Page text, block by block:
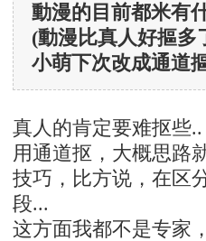
動漫的目前都米有
(動漫比真人好摳多
小萌下次改成通道
真人的肯定要难抠些..
用通道抠，大概思路
技巧，比方说，在区
段...
这方面我都不是专家